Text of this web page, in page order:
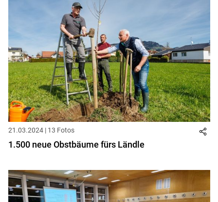
21.03.2024 | 13 Fotos
1.500 neue Obstbäume fürs Ländle